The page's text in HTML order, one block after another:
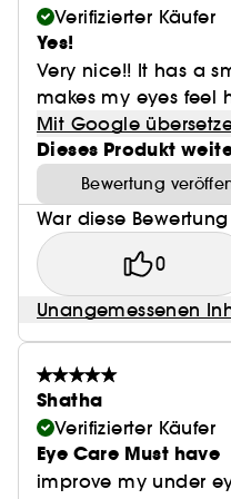
(2) Berechnung auf
internationalen ISO-
Wasser. Die
die Integrität der
ihre sensorische
(3) Peelende Säuren.
(4) In-vitro-Test der
(5) Französisches
12/02/2019 und PCT/
01/12/2020.
Verifizierter Käufer
Yes!
Very nice!! It has a
makes my eyes feel
Mit Google
Dieses Produkt
Bewertung
War diese
0
Unangemessenen
Shatha
Verifizierter Käufer
Eye Care Must have
improve my under